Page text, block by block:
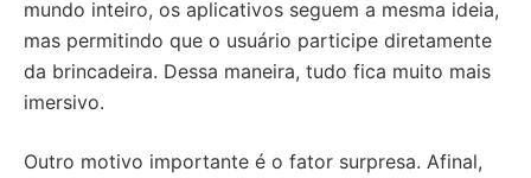
mundo inteiro, os aplicativos seguem a mesma ideia,
mas permitindo que o usuário participe diretamente
da brincadeira. Dessa maneira, tudo fica muito mais
imersivo.
Outro motivo importante é o fator surpresa. Afinal,